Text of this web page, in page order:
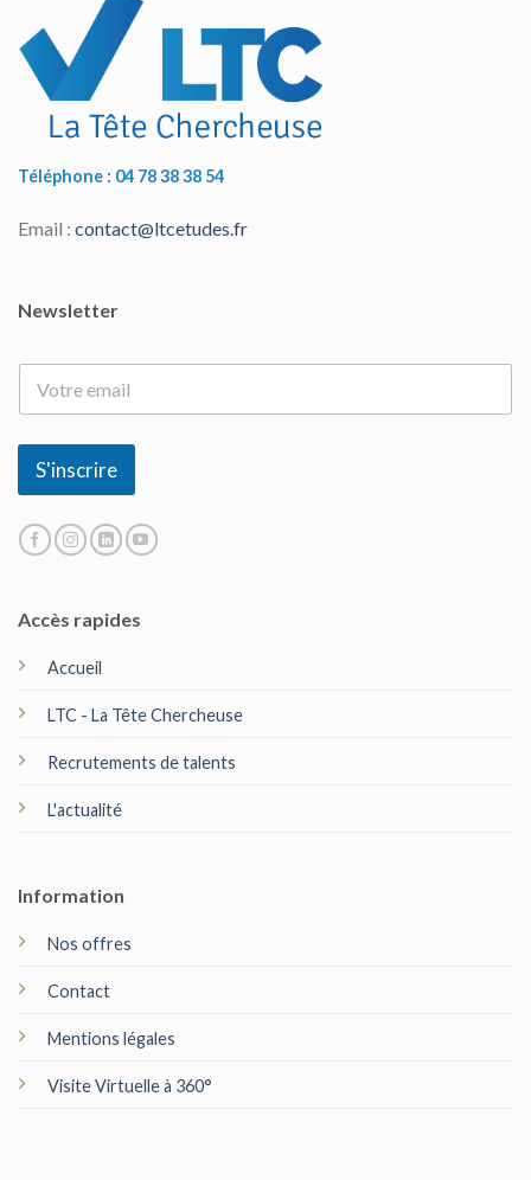
Téléphone : 04 78 38 38 54
Email : contact@ltcetudes.fr
Accès rapides
Accueil
LTC - La Tête Chercheuse
Recrutements de talents
L'actualité
Information
Nos offres
Contact
Mentions légales
Visite Virtuelle à 360°
Newsletter
m
a
S'inscrire